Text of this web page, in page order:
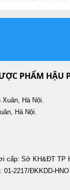
PHẨM HẬU
Hà Nội.
Hà Nội.
cấp: Sở KH&ĐT TP
01-2217/ĐKKDD-